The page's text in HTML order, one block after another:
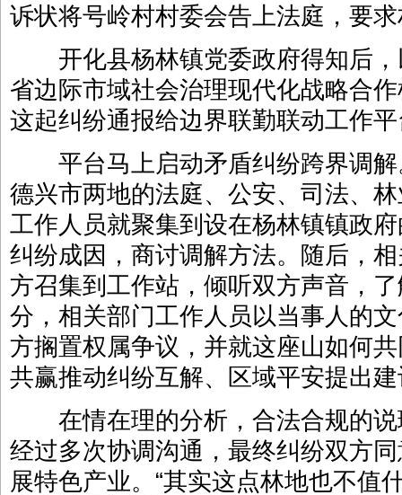
诉状将号岭村村委会告上法庭，要
开化县杨林镇党委政府得知后，
省边际市域社会治理现代化战略合
这起纠纷通报给边界联勤联动工作
平台马上启动矛盾纠纷跨界调解
德兴市两地的法庭、公安、司法、
工作人员就聚集到设在杨林镇镇政
纠纷成因，商讨调解方法。随后，
方召集到工作站，倾听双方声音，
分，相关部门工作人员以当事人的
方搁置权属争议，并就这座山如何
共赢推动纠纷互解、区域平安提出
在情在理的分析，合法合规的说
经过多次协调沟通，最终纠纷双方
展特色产业。“其实这点林地也不值